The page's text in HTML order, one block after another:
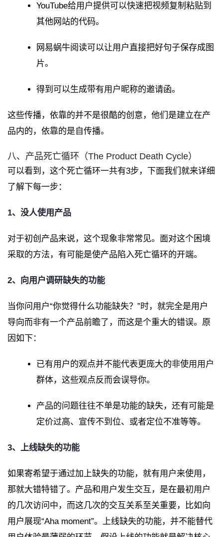
YouTube给用户提供可以快速把视频复制粘贴到
其他网站的代码。
网易蜗牛阅读可以让用户直接把好句子保存成图
片。
得到可以生成带有用户昵称的邀请函。
这些传播，依靠的并不是很酷的创意，他们是建立在产
品内的，依靠的是自传播。
八、产品死亡循环（The Product Death Cycle）
可以看到，这个死亡循环一共有3步，下面我们就来详细
了解下每一步：
1、没人使用产品
对于初创产品来说，这个现象非常常见。面对这个困境
采取的方法，有可能是使产品陷入死亡循环的开端。
2、向用户调研缺失的功能
当你问用户“你觉得什么功能缺失？”时，就完全是用户
导向而非有一个产品前瞻了，而这是个重大的错误。原
因如下：
已有用户的观点并不能代表更庞大的非使用用户
群体，这些观点反而会误导你。
产品的问题往往不单是功能的缺失，还有可能是
定价过高、宣传不到位、或者定位不准等等。
3、上线缺失的功能
如果寄希望于通过加上缺失的功能，就有用户来使用，
那就大错特错了。产品和用户发生交互，是在最初用户
的几次访问中，而这几次的交互关系至关重要，比如向
用户展现“Aha moment”。上线缺失的功能，并不能替代